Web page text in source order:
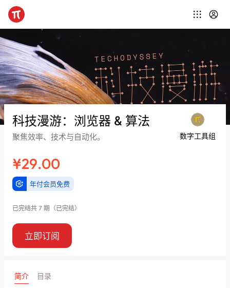
科技漫游：浏览器 & 算法
聚焦效率、技术与自动化。
¥29.00
年付会员免费
已完结共 7 期 （已完结）
数字工具组
立即订阅
简介 目录